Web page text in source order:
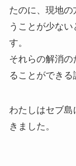
たのに、現地
うことが少な
す。
それらの解消
ることができる
わたしはセブ島
きました。